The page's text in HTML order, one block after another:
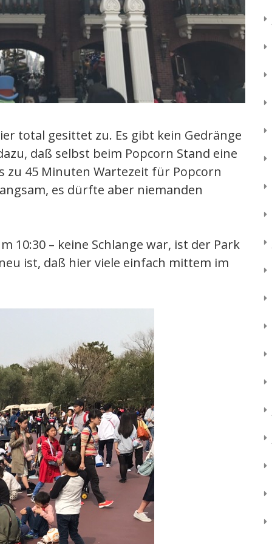
total gesittet zu. Es gibt kein Gedränge
daß selbst beim Popcorn Stand eine
zu 45 Minuten Wartezeit für Popcorn
es dürfte aber niemanden
10:30 – keine Schlange war, ist der Park
ist, daß hier viele einfach mittem im